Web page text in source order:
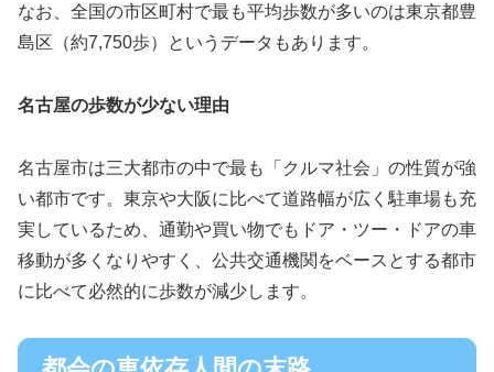
なお、全国の市区町村で最も平均歩数が多いのは東京都豊
島区（約7,750歩）というデータもあります。
名古屋の歩数が少ない理由
名古屋市は三大都市の中で最も「クルマ社会」の性質が強
い都市です。東京や大阪に比べて道路幅が広く駐車場も充
実しているため、通勤や買い物でもドア・ツー・ドアの車
移動が多くなりやすく、公共交通機関をベースとする都市
に比べて必然的に歩数が減少します。